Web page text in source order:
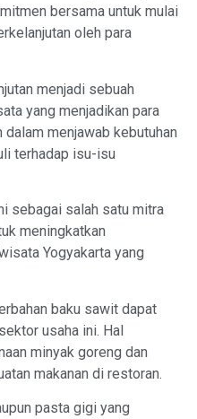
bersama untuk mulai
oleh para
menjadi sebuah
yang menjadikan para
menjawab kebutuhan
terhadap isu-isu
sebagai salah satu mitra
meningkatkan
Yogyakarta yang
baku sawit dapat
usaha ini. Hal
minyak goreng dan
makanan di restoran.
pasta gigi yang